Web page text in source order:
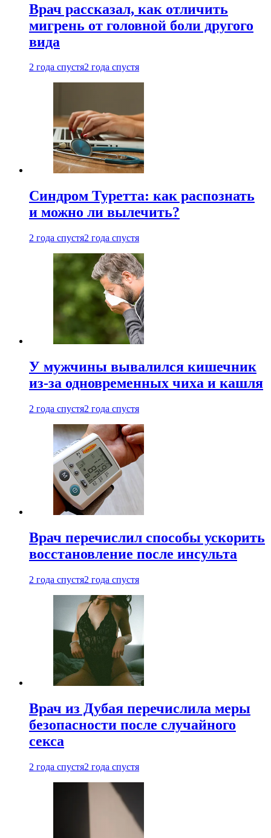
Врач рассказал, как отличить
мигрень от головной боли другого
вида
2 года спустя2 года спустя
Синдром Туретта: как распознать
и можно ли вылечить?
2 года спустя2 года спустя
У мужчины вывалился кишечник
из-за одновременных чиха и кашля
2 года спустя2 года спустя
Врач перечислил способы ускорить
восстановление после инсульта
2 года спустя2 года спустя
Врач из Дубая перечислила меры
безопасности после случайного
секса
2 года спустя2 года спустя